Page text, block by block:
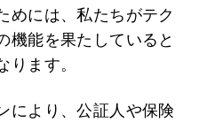
めには、私たちがテク
機能を果たしていると
ます。
により、公証人や保険